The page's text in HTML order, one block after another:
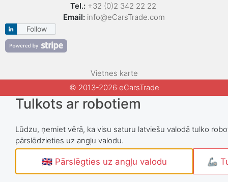
Tel.: +32 (0)2 342 22 22
Email: info@eCarsTrade.com
Follow
Vietnes karte
© 2013-2026 eCarsTrade
Tulkots ar robotiem
Lūdzu, ņemiet vērā, ka visu saturu latviešu valodā tulko
pārslēdzieties uz angļu valodu.
🇬🇧 Pārslēgties uz angļu valodu 🦾